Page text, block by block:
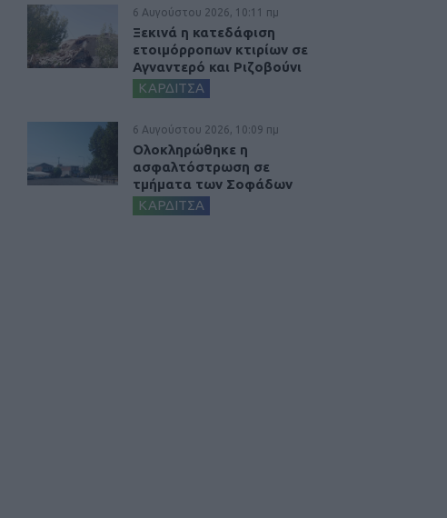
6 Αυγούστου 2026, 10:11 πμ
Ξεκινά η κατεδάφιση
ετοιμόρροπων κτιρίων σε
Αγναντερό και Ριζοβούνι
ΚΑΡΔΙΤΣΑ
6 Αυγούστου 2026, 10:09 πμ
Ολοκληρώθηκε η
ασφαλτόστρωση σε
τμήματα των Σοφάδων
ΚΑΡΔΙΤΣΑ